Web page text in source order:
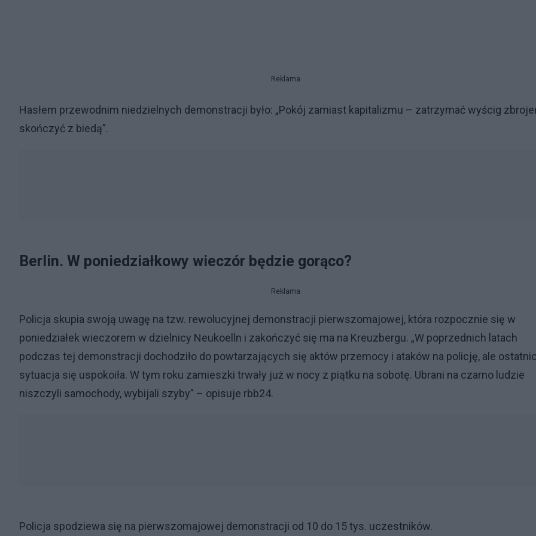
Reklama
Hasłem przewodnim niedzielnych demonstracji było: „Pokój zamiast kapitalizmu – zatrzymać wyścig
skończyć z biedą”.
Berlin. W poniedziałkowy wieczór będzie gorąco?
Reklama
Policja skupia swoją uwagę na tzw. rewolucyjnej demonstracji pierwszomajowej, która rozpocznie się w
poniedziałek wieczorem w dzielnicy Neukoelln i zakończyć się ma na Kreuzbergu. „W poprzednich latach
podczas tej demonstracji dochodziło do powtarzających się aktów przemocy i ataków na policję, ale
sytuacja się uspokoiła. W tym roku zamieszki trwały już w nocy z piątku na sobotę. Ubrani na czarno ludzie
niszczyli samochody, wybijali szyby” – opisuje rbb24.
Policja spodziewa się na pierwszomajowej demonstracji od 10 do 15 tys. uczestników.